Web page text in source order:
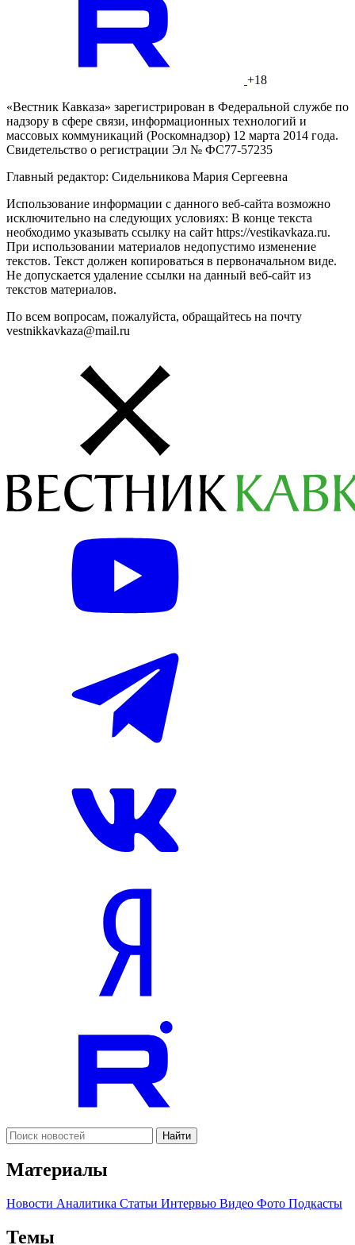
+18
«Вестник Кавказа» зарегистрирован в Федеральной службе по
надзору в сфере связи, информационных технологий и
массовых коммуникаций (Роскомнадзор) 12 марта 2014 года.
Свидетельство о регистрации Эл № ФС77-57235
Главный редактор: Сидельникова Мария Сергеевна
Использование информации с данного веб-сайта возможно
исключительно на следующих условиях: В конце текста
необходимо указывать ссылку на сайт https://vestikavkaza.ru.
При использовании материалов недопустимо изменение
текстов. Текст должен копироваться в первоначальном виде.
Не допускается удаление ссылки на данный веб-сайт из
текстов материалов.
По всем вопросам, пожалуйста, обращайтесь на почту
vestnikkavkaza@mail.ru
Найти
Материалы
Новости Аналитика Статьи Интервью Видео Фото Подкасты
Темы